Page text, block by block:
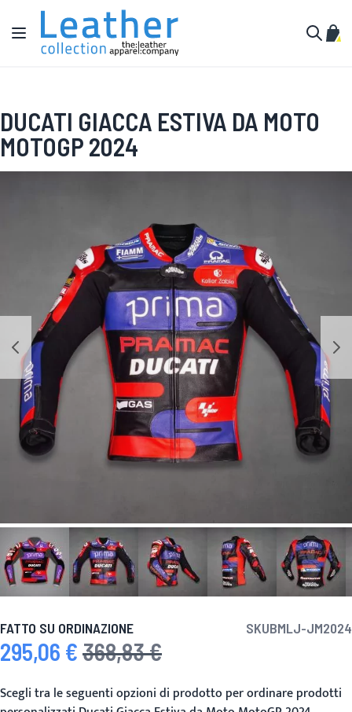
Salta al contenuto
Toggle Nav
DUCATI GIACCA ESTIVA DA MOTO
MOTOGP 2024
FATTO SU ORDINAZIONE SKUBMLJ-JM2024
Prezzo speciale
295,06 € Prezzo predefinito
368,83 €
Scegli tra le seguenti opzioni di prodotto per ordinare prodotti